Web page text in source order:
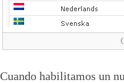
Cuando habilitamos un